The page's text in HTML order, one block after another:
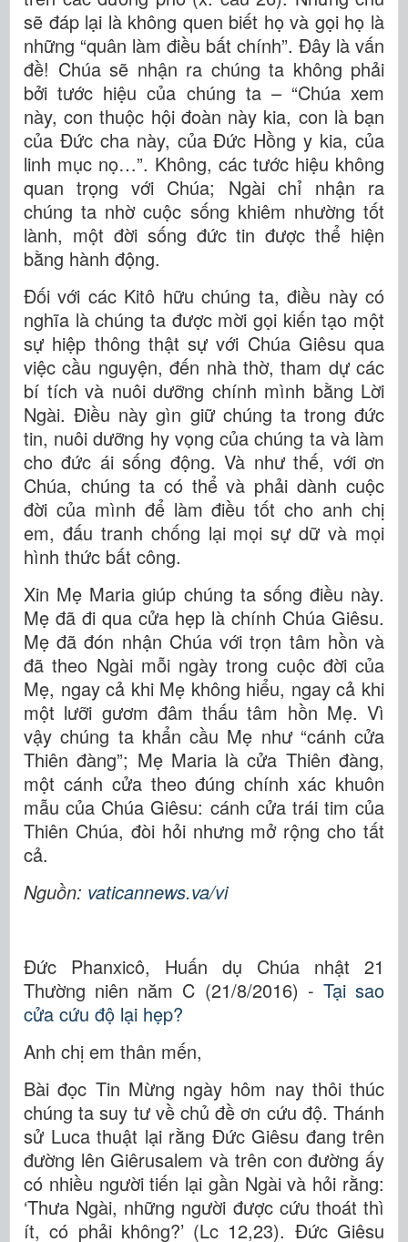
sẽ đáp lại là không quen biết họ và gọi họ là
những “quân làm điều bất chính”. Đây là vấn
đề! Chúa sẽ nhận ra chúng ta không phải
bởi tước hiệu của chúng ta – “Chúa xem
này, con thuộc hội đoàn này kia, con là bạn
của Đức cha này, của Đức Hồng y kia, của
linh mục nọ…”. Không, các tước hiệu không
quan trọng với Chúa; Ngài chỉ nhận ra
chúng ta nhờ cuộc sống khiêm nhường tốt
lành, một đời sống đức tin được thể hiện
bằng hành động.
Đối với các Kitô hữu chúng ta, điều này có
nghĩa là chúng ta được mời gọi kiến tạo một
sự hiệp thông thật sự với Chúa Giêsu qua
việc cầu nguyện, đến nhà thờ, tham dự các
bí tích và nuôi dưỡng chính mình bằng Lời
Ngài. Điều này gìn giữ chúng ta trong đức
tin, nuôi dưỡng hy vọng của chúng ta và làm
cho đức ái sống động. Và như thế, với ơn
Chúa, chúng ta có thể và phải dành cuộc
đời của mình để làm điều tốt cho anh chị
em, đấu tranh chống lại mọi sự dữ và mọi
hình thức bất công.
Xin Mẹ Maria giúp chúng ta sống điều này.
Mẹ đã đi qua cửa hẹp là chính Chúa Giêsu.
Mẹ đã đón nhận Chúa với trọn tâm hồn và
đã theo Ngài mỗi ngày trong cuộc đời của
Mẹ, ngay cả khi Mẹ không hiểu, ngay cả khi
một lưỡi gươm đâm thấu tâm hồn Mẹ. Vì
vậy chúng ta khẩn cầu Mẹ như “cánh cửa
Thiên đàng”; Mẹ Maria là cửa Thiên đàng,
một cánh cửa theo đúng chính xác khuôn
mẫu của Chúa Giêsu: cánh cửa trái tim của
Thiên Chúa, đòi hỏi nhưng mở rộng cho tất
cả.
Nguồn: vaticannews.va/vi
Đức Phanxicô, Huấn dụ Chúa nhật 21
Thường niên năm C (21/8/2016) - Tại sao
cửa cứu độ lại hẹp?
Anh chị em thân mến,
Bài đọc Tin Mừng ngày hôm nay thôi thúc
chúng ta suy tư về chủ đề ơn cứu độ. Thánh
sử Luca thuật lại rằng Đức Giêsu đang trên
đường lên Giêrusalem và trên con đường ấy
có nhiều người tiến lại gần Ngài và hỏi rằng:
‘Thưa Ngài, những người được cứu thoát thì
ít, có phải không?’ (Lc 12,23). Đức Giêsu